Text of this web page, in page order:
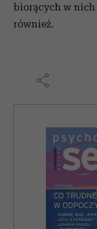
biorących w nich
również.